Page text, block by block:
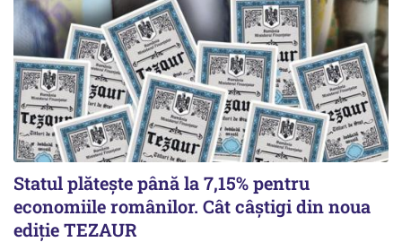
Statul plătește până la 7,15% pentru
economiile românilor. Cât câștigi din noua
ediție TEZAUR